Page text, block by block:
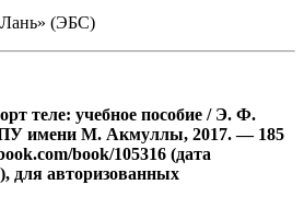
(ЭБС)
теле: учебное пособие / Э. Ф.
имени М. Акмуллы, 2017. — 185
book/105316 (дата
для авторизованных